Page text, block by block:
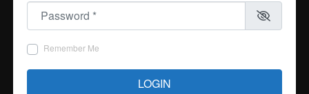
Password
Remember Me
LOGIN